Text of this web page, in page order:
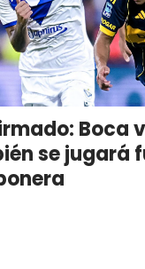
Boca
se jugará